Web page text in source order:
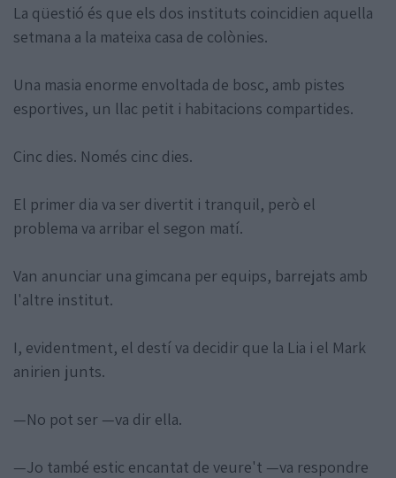
La qüestió és que els dos instituts coincidien aquella
setmana a la mateixa casa de colònies.
Una masia enorme envoltada de bosc, amb pistes
esportives, un llac petit i habitacions compartides.
Cinc dies. Només cinc dies.
El primer dia va ser divertit i tranquil, però el
problema va arribar el segon matí.
Van anunciar una gimcana per equips, barrejats amb
l'altre institut.
I, evidentment, el destí va decidir que la Lia i el Mark
anirien junts.
—No pot ser —va dir ella.
—Jo també estic encantat de veure't —va respondre